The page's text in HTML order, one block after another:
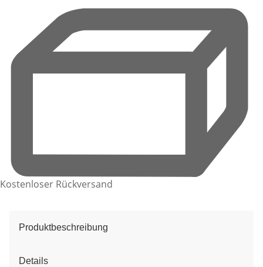
Kostenloser Rückversand
Produktbeschreibung
Details